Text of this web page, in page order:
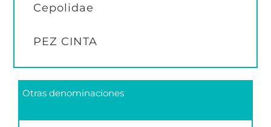
Cepolidae
PEZ CINTA
Otras denominaciones